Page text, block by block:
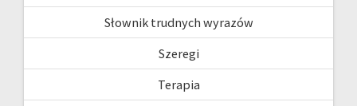
Słownik trudnych wyrazów
Szeregi
Terapia